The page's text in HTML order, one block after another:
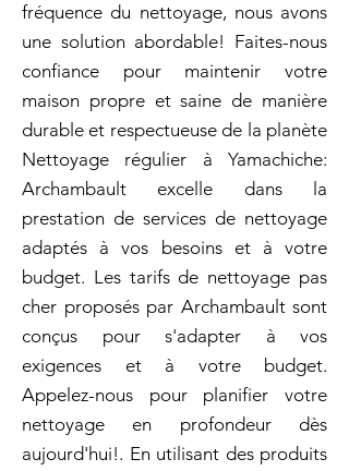
fréquence du nettoyage, nous avons
une solution abordable! Faites-nous
confiance pour maintenir votre
maison propre et saine de manière
durable et respectueuse de la planète
Nettoyage régulier à Yamachiche:
Archambault excelle dans la
prestation de services de nettoyage
adaptés à vos besoins et à votre
budget. Les tarifs de nettoyage pas
cher proposés par Archambault sont
conçus pour s'adapter à vos
exigences et à votre budget.
Appelez-nous pour planifier votre
nettoyage en profondeur dès
aujourd'hui!. En utilisant des produits